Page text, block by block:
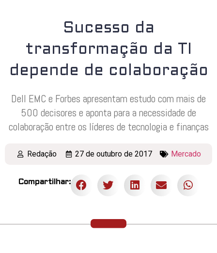
Sucesso da
transformação da TI
depende de colaboração
Dell EMC e Forbes apresentam estudo com mais de
500 decisores e aponta para a necessidade de
colaboração entre os líderes de tecnologia e finanças
Redação 27 de outubro de 2017 Mercado
Compartilhar: